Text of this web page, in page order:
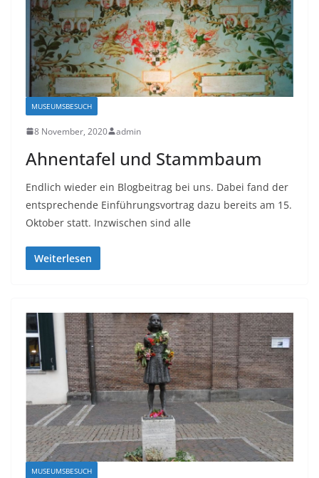
MUSEUMSBESUCH
8 November, 2020 admin
Ahnentafel und Stammbaum
Endlich wieder ein Blogbeitrag bei uns. Dabei fand der
entsprechende Einführungsvortrag dazu bereits am 15.
Oktober statt. Inzwischen sind alle
Weiterlesen
MUSEUMSBESUCH